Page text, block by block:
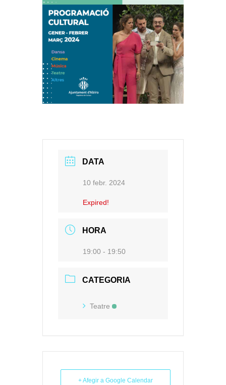
DATA
10 febr. 2024
Expired!
HORA
19:00 - 19:50
CATEGORIA
Teatre
+ Afegir a Google Calendar